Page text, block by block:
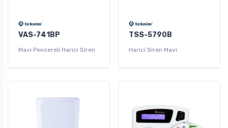
VAS-741BP
Mavi Pencereli Harici Siren
TSS-5790B
Harici Siren Mavi